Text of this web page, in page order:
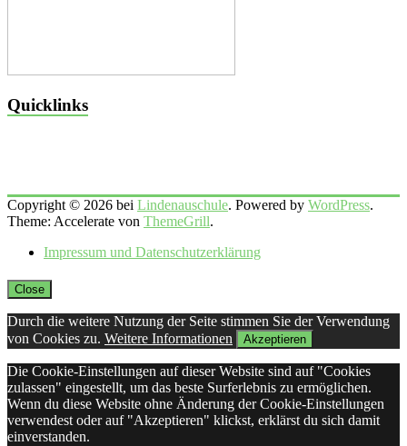
Quicklinks
Copyright © 2026 bei Lindenauschule. Powered by WordPress.
Theme: Accelerate von ThemeGrill.
Impressum und Datenschutzerklärung
Close
Durch die weitere Nutzung der Seite stimmen Sie der Verwendung
von Cookies zu. Weitere Informationen Akzeptieren
Die Cookie-Einstellungen auf dieser Website sind auf "Cookies
zulassen" eingestellt, um das beste Surferlebnis zu ermöglichen.
Wenn du diese Website ohne Änderung der Cookie-Einstellungen
verwendest oder auf "Akzeptieren" klickst, erklärst du sich damit
einverstanden.